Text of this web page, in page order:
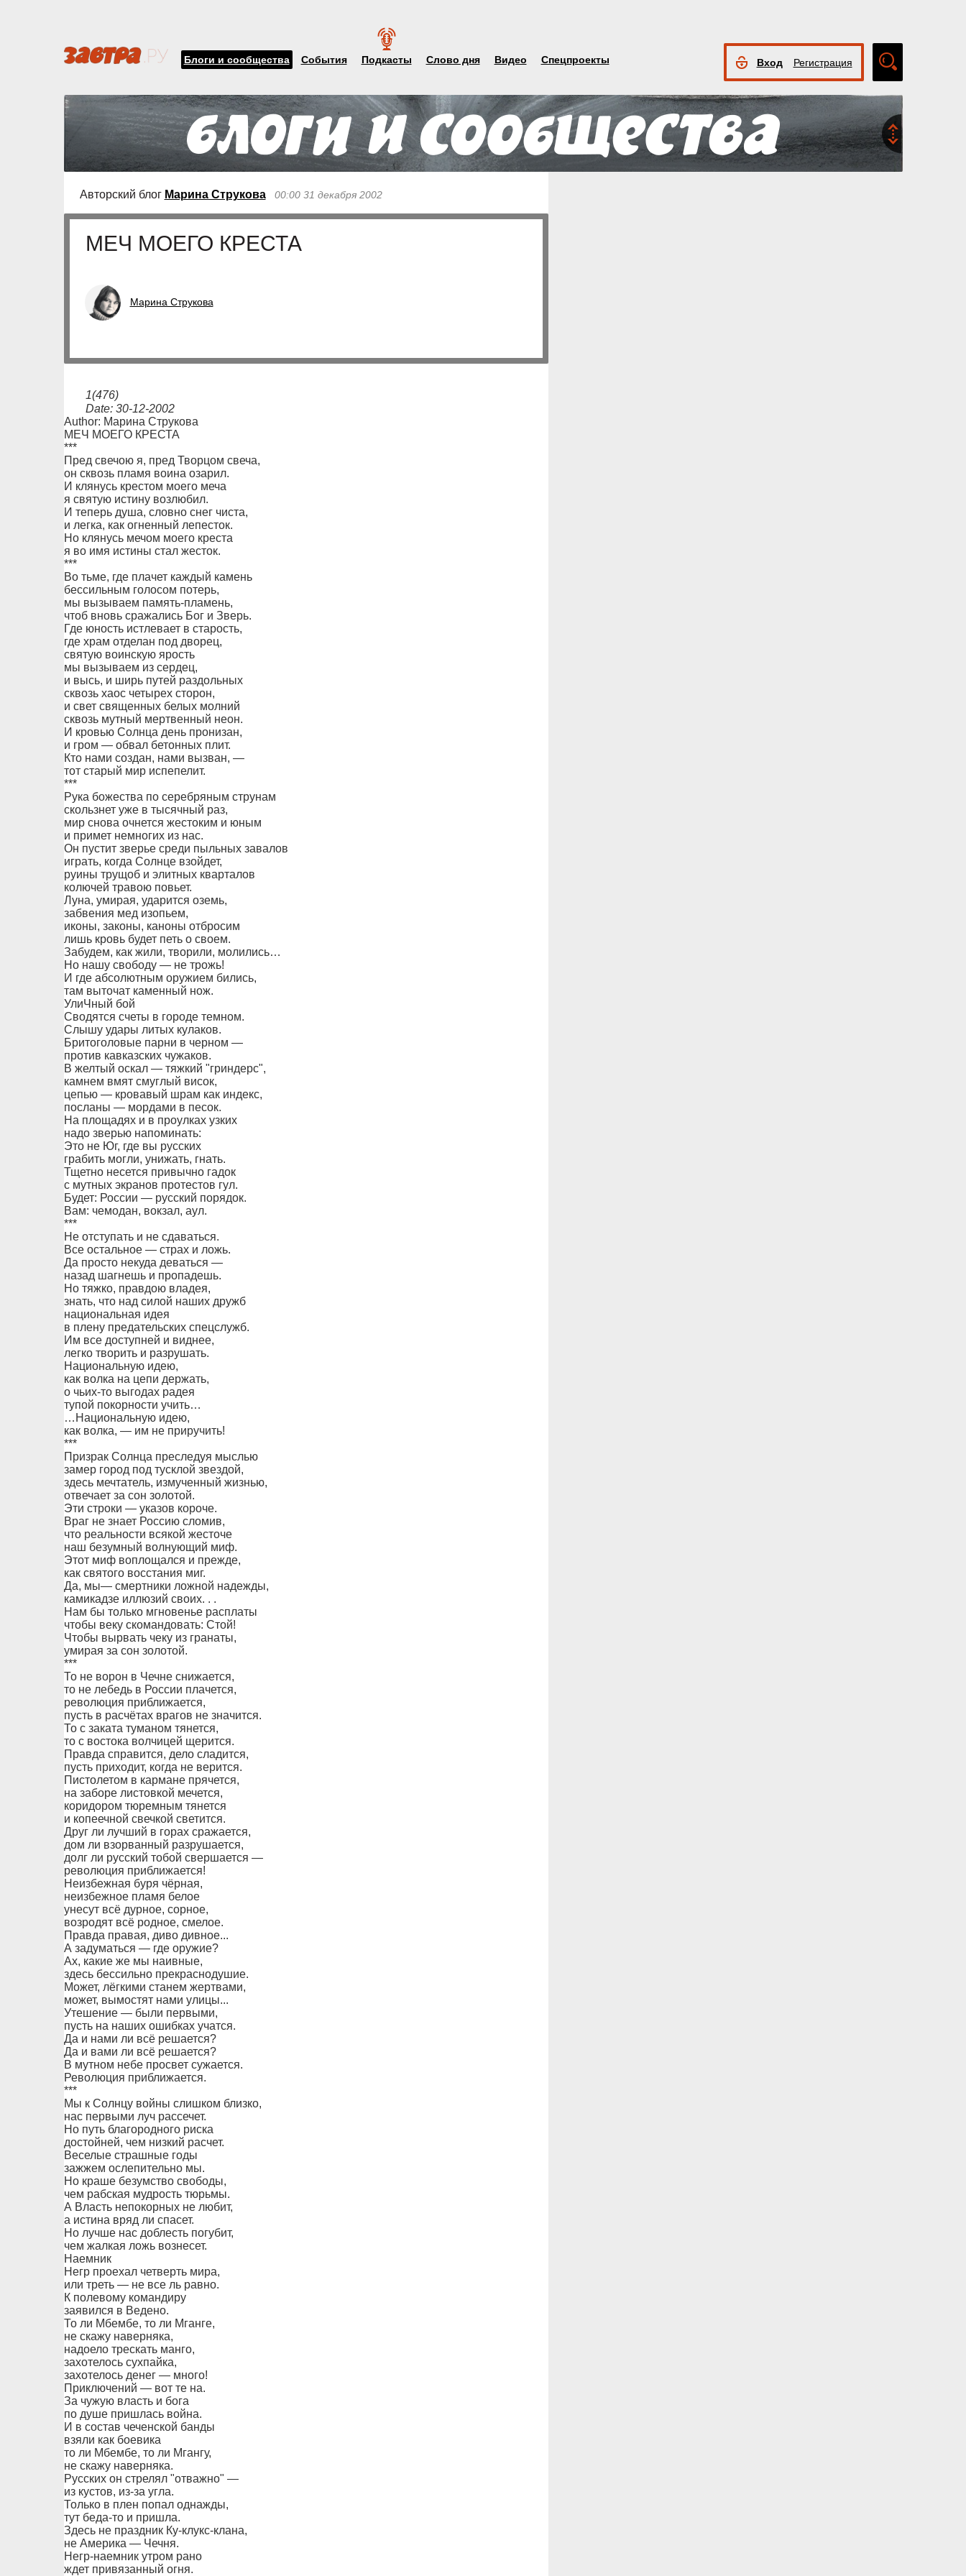
Блоги и сообщества События Подкасты Слово дня Видео Спецпроекты Вход Регистрация
поиск
Авторский блог Марина Струкова 00:00 31 декабря 2002
МЕЧ МОЕГО КРЕСТА
Марина Струкова
1(476)
Date: 30-12-2002
Author: Марина Струкова
МЕЧ МОЕГО КРЕСТА
***
Пред свечою я, пред Творцом свеча,
он сквозь пламя воина озарил.
И клянусь крестом моего меча
я святую истину возлюбил.
И теперь душа, словно снег чиста,
и легка, как огненный лепесток.
Но клянусь мечом моего креста
я во имя истины стал жесток.
***
Во тьме, где плачет каждый камень
бессильным голосом потерь,
мы вызываем память-пламень,
чтоб вновь сражались Бог и Зверь.
Где юность истлевает в старость,
где храм отделан под дворец,
святую воинскую ярость
мы вызываем из сердец,
и высь, и ширь путей раздольных
сквозь хаос четырех сторон,
и свет священных белых молний
сквозь мутный мертвенный неон.
И кровью Солнца день пронизан,
и гром — обвал бетонных плит.
Кто нами создан, нами вызван, —
тот старый мир испепелит.
***
Рука божества по серебряным струнам
скользнет уже в тысячный раз,
мир снова очнется жестоким и юным
и примет немногих из нас.
Он пустит зверье среди пыльных завалов
играть, когда Солнце взойдет,
руины трущоб и элитных кварталов
колючей травою повьет.
Луна, умирая, ударится оземь,
забвения мед изопьем,
иконы, законы, каноны отбросим
лишь кровь будет петь о своем.
Забудем, как жили, творили, молились…
Но нашу свободу — не трожь!
И где абсолютным оружием бились,
там выточат каменный нож.
УлиЧный бой
Сводятся счеты в городе темном.
Слышу удары литых кулаков.
Бритоголовые парни в черном —
против кавказских чужаков.
В желтый оскал — тяжкий "гриндерс",
камнем вмят смуглый висок,
цепью — кровавый шрам как индекс,
посланы — мордами в песок.
На площадях и в проулках узких
надо зверью напоминать:
Это не Юг, где вы русских
грабить могли, унижать, гнать.
Тщетно несется привычно гадок
с мутных экранов протестов гул.
Будет: России — русский порядок.
Вам: чемодан, вокзал, аул.
***
Не отступать и не сдаваться.
Все остальное — страх и ложь.
Да просто некуда деваться —
назад шагнешь и пропадешь.
Но тяжко, правдою владея,
знать, что над силой наших дружб
национальная идея
в плену предательских спецслужб.
Им все доступней и виднее,
легко творить и разрушать.
Национальную идею,
как волка на цепи держать,
о чьих-то выгодах радея
тупой покорности учить…
…Национальную идею,
как волка, — им не приручить!
***
Призрак Солнца преследуя мыслью
замер город под тусклой звездой,
здесь мечтатель, измученный жизнью,
отвечает за сон золотой.
Эти строки — указов короче.
Враг не знает Россию сломив,
что реальности всякой жесточе
наш безумный волнующий миф.
Этот миф воплощался и прежде,
как святого восстания миг.
Да, мы— смертники ложной надежды,
камикадзе иллюзий своих. . .
Нам бы только мгновенье расплаты
чтобы веку скомандовать: Стой!
Чтобы вырвать чеку из гранаты,
умирая за сон золотой.
***
То не ворон в Чечне снижается,
то не лебедь в России плачется,
революция приближается,
пусть в расчётах врагов не значится.
То с заката туманом тянется,
то с востока волчицей щерится.
Правда справится, дело сладится,
пусть приходит, когда не верится.
Пистолетом в кармане прячется,
на заборе листовкой мечется,
коридором тюремным тянется
и копеечной свечкой светится.
Друг ли лучший в горах сражается,
дом ли взорванный разрушается,
долг ли русский тобой свершается —
революция приближается!
Неизбежная буря чёрная,
неизбежное пламя белое
унесут всё дурное, сорное,
возродят всё родное, смелое.
Правда правая, диво дивное...
А задуматься — где оружие?
Ах, какие же мы наивные,
здесь бессильно прекраснодушие.
Может, лёгкими станем жертвами,
может, вымостят нами улицы...
Утешение — были первыми,
пусть на наших ошибках учатся.
Да и нами ли всё решается?
Да и вами ли всё решается?
В мутном небе просвет сужается.
Революция приближается.
***
Мы к Солнцу войны слишком близко,
нас первыми луч рассечет.
Но путь благородного риска
достойней, чем низкий расчет.
Веселые страшные годы
зажжем ослепительно мы.
Но краше безумство свободы,
чем рабская мудрость тюрьмы.
А Власть непокорных не любит,
а истина вряд ли спасет.
Но лучше нас доблесть погубит,
чем жалкая ложь вознесет.
Наемник
Негр проехал четверть мира,
или треть — не все ль равно.
К полевому командиру
заявился в Ведено.
То ли Мбембе, то ли Мганге,
не скажу наверняка,
надоело трескать манго,
захотелось сухпайка,
захотелось денег — много!
Приключений — вот те на.
За чужую власть и бога
по душе пришлась война.
И в состав чеченской банды
взяли как боевика
то ли Мбембе, то ли Мгангу,
не скажу наверняка.
Русских он стрелял "отважно" —
из кустов, из-за угла.
Только в плен попал однажды,
тут беда-то и пришла.
Здесь не праздник Ку-клукс-клана,
не Америка — Чечня.
Негр-наемник утром рано
ждет привязанный огня.